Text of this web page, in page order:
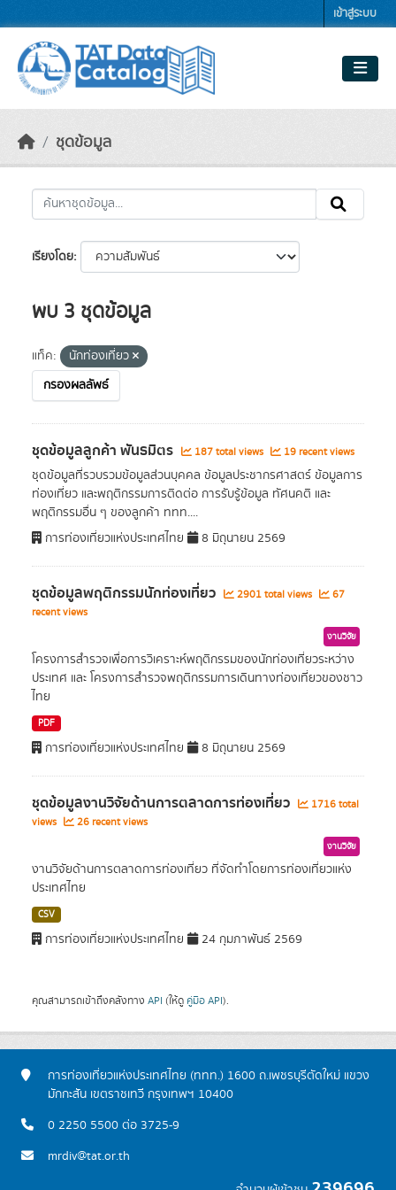
เข้าสู่ระบบ
ชุดข้อมูล
เรียงโดย
พบ 3 ชุดข้อมูล
แท็ค:
นักท่องเที่ยว
กรองผลลัพธ์
ชุดข้อมูลลูกค้า พันธมิตร 187 total views 19 recent views
ชุดข้อมูลที่รวบรวมข้อมูลส่วนบุคคล ข้อมูลประชากรศาสตร์ ข้อมูลการ
ท่องเที่ยว และพฤติกรรมการติดต่อ การรับรู้ข้อมูล ทัศนคติ และ
พฤติกรรมอื่น ๆ ของลูกค้า ททท....
การท่องเที่ยวแห่งประเทศไทย
8 มิถุนายน 2569
ชุดข้อมูลพฤติกรรมนักท่องเที่ยว 2901 total views
67
recent views
งานวิจัย
โครงการสำรวจเพื่อการวิเคราะห์พฤติกรรมของนักท่องเที่ยวระหว่าง
ประเทศ และ โครงการสำรวจพฤติกรรมการเดินทางท่องเที่ยวของชาว
ไทย
PDF
การท่องเที่ยวแห่งประเทศไทย 8 มิถุนายน 2569
ชุดข้อมูลงานวิจัยด้านการตลาดการท่องเที่ยว
1716 total
views
26 recent views
งานวิจัย
งานวิจัยด้านการตลาดการท่องเที่ยว ที่จัดทำโดยการท่องเที่ยวแห่ง
ประเทศไทย
CSV
การท่องเที่ยวแห่งประเทศไทย 24 กุมภาพันธ์ 2569
คุณสามารถเข้าถึงคลังทาง API (ให้ดู คู่มือ API).
การท่องเที่ยวแห่งประเทศไทย (ททท.) 1600 ถ.เพชรบุรีตัดใหม่ แขวง
มักกะสัน เขตราชเทวี กรุงเทพฯ 10400
0 2250 5500 ต่อ 3725-9
mrdiv@tat.or.th